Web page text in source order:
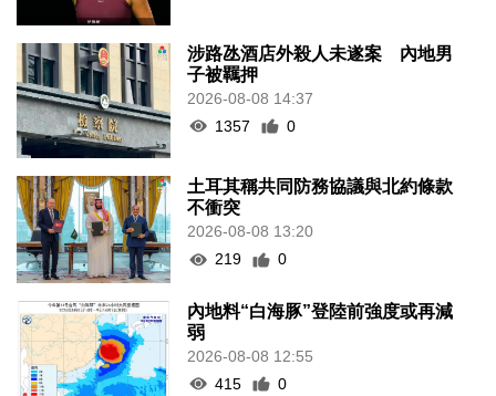
涉路氹酒店外殺人未遂案 內地男
子被羈押
2026-08-08 14:37
1357
0
土耳其稱共同防務協議與北約條款
不衝突
2026-08-08 13:20
219
0
內地料“白海豚”登陸前強度或再減
弱
2026-08-08 12:55
415
0